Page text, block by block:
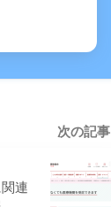
次の記事
連